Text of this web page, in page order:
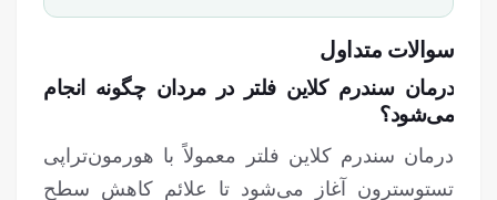
سوالات متداول
درمان سندرم کلاین فلتر در مردان چگونه انجام
می‌شود؟
درمان سندرم کلاین فلتر معمولاً با هورمون‌تراپی
تستوسترون آغاز می‌شود تا علائم کاهش سطح